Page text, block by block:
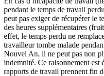
pendant le temps de travail
peut pas exiger de récupérer le
des heures supplémentaires
effet, le temps perdu ne
travailleur tombe malade
Nouvel An, il ne peut pas non
indemnité. Ce raisonnement est
rapports de travail prennent fin